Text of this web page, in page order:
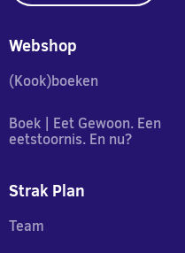
Webshop
(Kook)boeken
Boek | Eet Gewoon. Een
eetstoornis. En nu?
Strak Plan
Team